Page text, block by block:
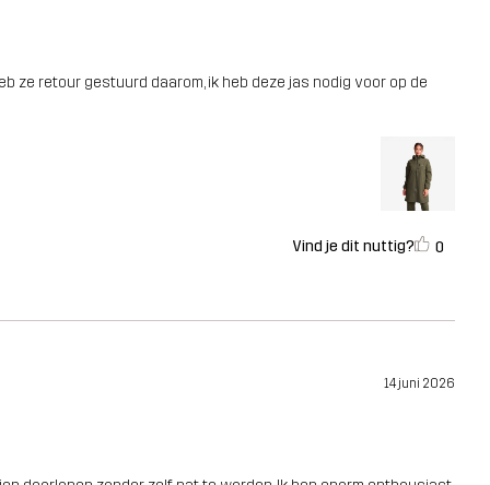
ze retour gestuurd daarom, ik heb deze jas nodig voor op de
Vind je dit nuttig? 0
14 juni 2026